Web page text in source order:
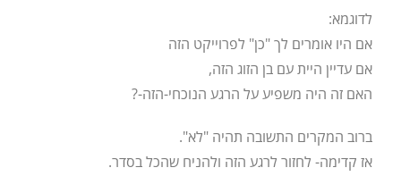
לדוגמא:
אם היו אומרים לך "כן" לפרוייקט הזה
אם עדיין היית עם בן הזוג הזה,
האם זה היה משפיע על הרגע הנוכחי-הזה-?
ברוב המקרים התשובה תהיה "לא".
אז קדימה- לחזור לרגע הזה ולהניח שהכל בסדר.